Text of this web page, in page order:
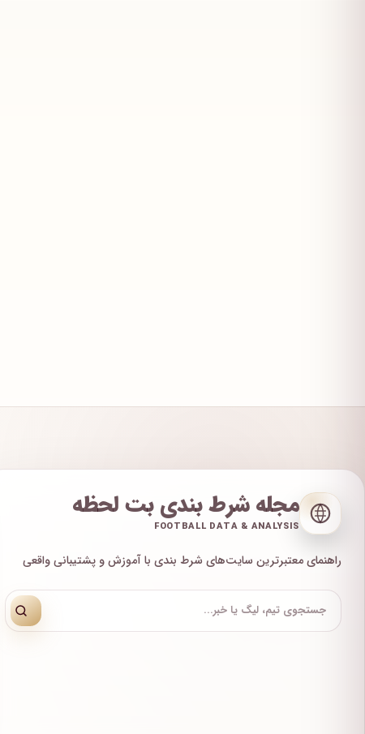
مجله شرط بندی بت لحظه
FOOTBALL DATA & ANALYSIS
راهنمای معتبرترین سایت‌های شرط بندی با آموزش و پشتیبانی واقعی